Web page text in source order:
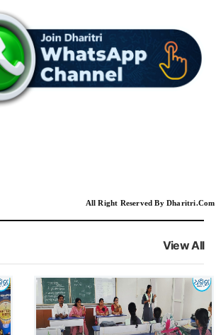
All Right Reserved By Dharitri.Com
View All